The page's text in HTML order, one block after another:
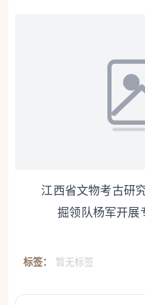
江西省文物考古研
掘领队杨军开展
标签： 暂无标签